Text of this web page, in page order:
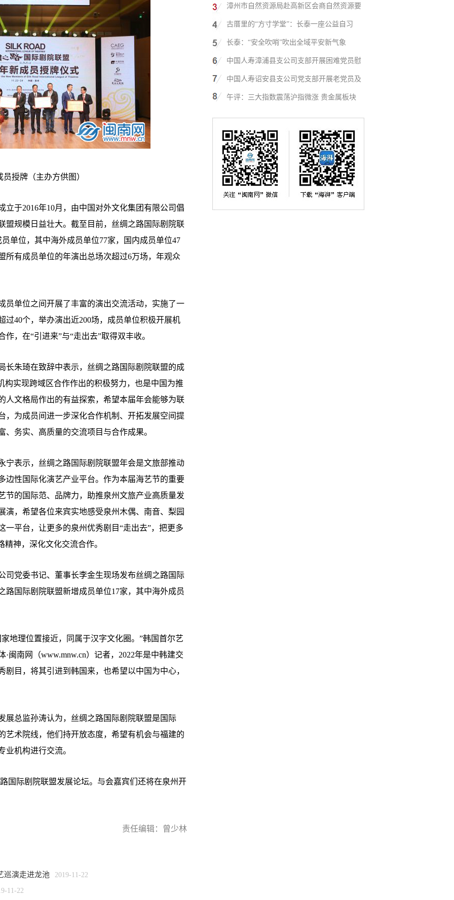
授牌（主办方供图）
2016年10月，由中国对外文化集团有限公司倡
盟规模日益壮大。截至目前，丝绸之路国际剧院联
单位，其中海外成员单位77家，国内成员单位47
所有成员单位的年演出总场次超过6万场，年观众
单位之间开展了丰富的演出交流活动，实施了一
过40个，举办演出近200场，成员单位积极开展机
，在“引进来”与“走出去”取得双丰收。
朱琦在致辞中表示，丝绸之路国际剧院联盟的成
构实现跨域区合作作出的积极努力，也是中国为推
人文格局作出的有益探索，希望本届年会能够为联
，为成员间进一步深化合作机制、开拓发展空间提
务实、高质量的交流项目与合作成果。
宁表示，丝绸之路国际剧院联盟年会是文旅部推动
边性国际化演艺产业平台。作为本届海艺节的重要
节的国际范、品牌力，助推泉州文旅产业高质量发
演，希望各位来宾实地感受泉州木偶、南音、梨园
一平台，让更多的泉州优秀剧目“走出去”，把更多
神，深化文化交流合作。
党委书记、董事长李金生现场发布丝绸之路国际
路国际剧院联盟新增成员单位17家，其中海外成员
理位置接近，同属于汉字文化圈。”韩国首尔艺
闽南网（www.mnw.cn）记者，2022年是中韩建交
目，将其引进到韩国来，也希望以中国为中心，
总监孙涛认为，丝绸之路国际剧院联盟是国际
艺术院线，他们持开放态度，希望有机会与福建的
业机构进行交流。
际剧院联盟发展论坛。与会嘉宾们还将在泉州开
责任编辑：曾少林
巡演走进龙池 2019-11-22
11-22
漳州市自然资源局赴高新区会商自然资源要
古厝里的“方寸学堂”：长泰一座公益自习
长泰：“安全吹哨”吹出全域平安新气象
中国人寿漳浦县支公司支部开展困难党员慰
中国人寿诏安县支公司党支部开展老党员及
午评：三大指数震荡沪指微涨 贵金属板块